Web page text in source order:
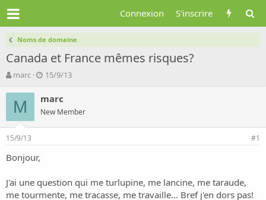
Connexion S'inscrire
Noms de domaine
Canada et France mêmes risques?
A
t
e
r
d
l
d
i
marc
D
t
d
e
t
15/9/13
M marc
New Member
15/9/13 #1
Bonjour,
J'ai une question qui me turlupine, me lancine, me taraude,
me tourmente, me tracasse, me travaille... Bref j'en dors pas!